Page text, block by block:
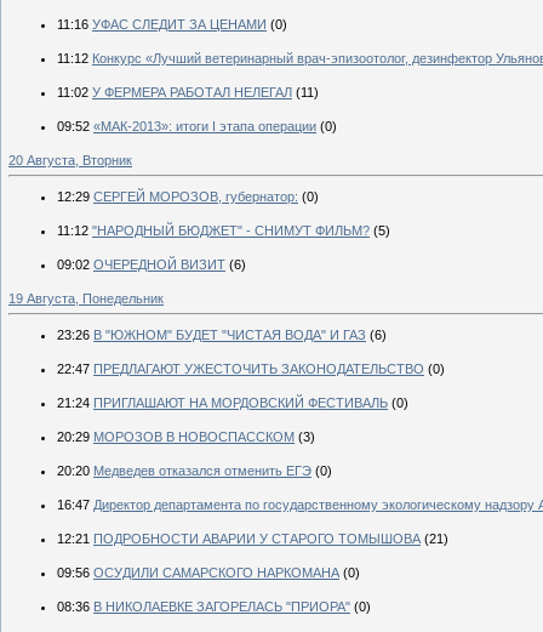
11:16 УФАС СЛЕДИТ ЗА ЦЕНАМИ (0)
11:12 Конкурс «Лучший ветеринарный врач-эпизоотолог, дезинфектор
11:02 У ФЕРМЕРА РАБОТАЛ НЕЛЕГАЛ (11)
09:52 «МАК-2013»: ито­ги I эта­па опе­рации (0)
20 Августа, Вторник
12:29 СЕРГЕЙ МОРОЗОВ, губернатор: (0)
11:12 "НАРОДНЫЙ БЮДЖЕТ" - СНИМУТ ФИЛЬМ? (5)
09:02 ОЧЕРЕДНОЙ ВИЗИТ (6)
19 Августа, Понедельник
23:26 В "ЮЖНОМ" БУДЕТ "ЧИСТАЯ ВОДА" И ГАЗ (6)
22:47 ПРЕДЛАГАЮТ УЖЕСТОЧИТЬ ЗАКОНОДАТЕЛЬСТВО (0)
21:24 ПРИГЛАШАЮТ НА МОРДОВСКИЙ ФЕСТИВАЛЬ (0)
20:29 МОРОЗОВ В НОВОСПАССКОМ (3)
20:20 Медведев отказался отменить ЕГЭ (0)
16:47 Директор департамента по государственному экологическому надзору
12:21 ПОДРОБНОСТИ АВАРИИ У СТАРОГО ТОМЫШОВА (21)
09:56 ОСУДИЛИ САМАРСКОГО НАРКОМАНА (0)
08:36 В НИКОЛАЕВКЕ ЗАГОРЕЛАСЬ "ПРИОРА" (0)